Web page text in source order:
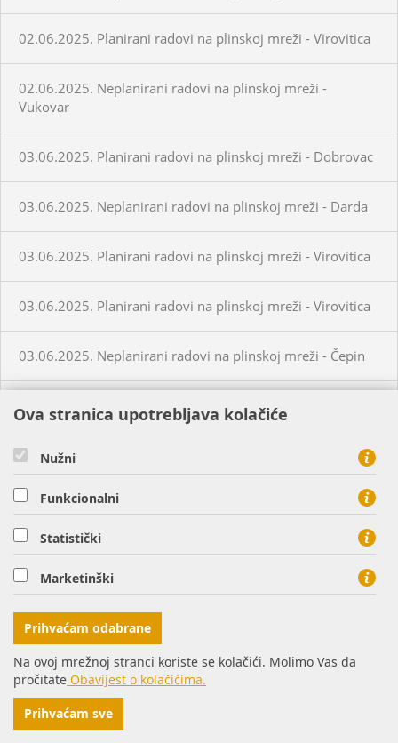
02.06.2025. Planirani radovi na plinskoj mreži - Virovitica
02.06.2025. Neplanirani radovi na plinskoj mreži -
Vukovar
03.06.2025. Planirani radovi na plinskoj mreži - Dobrovac
03.06.2025. Neplanirani radovi na plinskoj mreži - Darda
03.06.2025. Planirani radovi na plinskoj mreži - Virovitica
03.06.2025. Planirani radovi na plinskoj mreži - Virovitica
03.06.2025. Neplanirani radovi na plinskoj mreži - Čepin
04.06.2025. Planirani radovi na plinskoj mreži - Virovitica
04.06.2025. Neplanirani radovi na plinskoj mreži -
Habjanovci
05.06.2025. Planirani radovi na plinskoj mreži - Virovitica
05.06.2025. Planirani radovi na plinskoj mreži - Virovitica
05.06.2025. Planirani radovi na plinskoj mreži - Virovitica
05.06.2025. Neplanirani radovi na plinskoj mreži -
Ova stranica upotrebljava kolačiće
Nužni
Funkcionalni
Statistički
Marketinški
Prihvaćam odabrane
Na ovoj mrežnoj stranci koriste se kolačići. Molimo Vas da
pročitate Obavijest o kolačićima.
Prihvaćam sve